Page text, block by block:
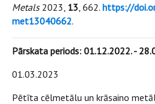
Metals2023, 13, 662. https://
met13040662.
Pārskata periods: 01.12.2022. -
01.03.2023
Pētīta cēlmetālu un krāsaino